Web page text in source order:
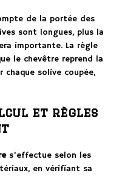
de la portée des
sont longues, plus la
importante. La règle
le chevêtre reprend la
solive coupée,
et règles
s’effectue selon les
en vérifiant sa